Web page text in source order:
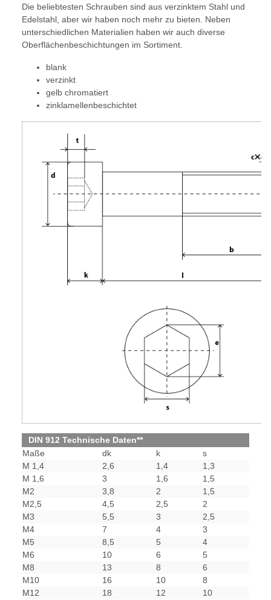
Die beliebtesten Schrauben sind aus verzinktem Stahl und
Edelstahl, aber wir haben noch mehr zu bieten. Neben
unterschiedlichen Materialien haben wir auch diverse
Oberflächenbeschichtungen im Sortiment.
blank
verzinkt
gelb chromatiert
zinklamellenbeschichtet
DIN 912 Technische Daten**
Maße
dk k
s
M 1,4
2,6 1,4
1,3
M 1,6
3 1,6
1,5
M2
3,8 2
1,5
M2,5
4,5 2,5
2
M3
5,5 3
2,5
M4
7 4
3
M5
8,5 5
4
M6
10 6
5
M8
13 8
6
M10
16 10
8
M12
18 12
10